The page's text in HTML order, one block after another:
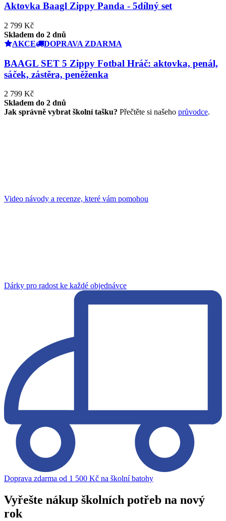
Aktovka Baagl Zippy Panda - 5dílný set
2 799 Kč
Skladem do 2 dnů
AKCE
DOPRAVA ZDARMA
BAAGL SET 5 Zippy Fotbal Hráč: aktovka, penál,
sáček, zástěra, peněženka
2 799 Kč
Skladem do 2 dnů
Jak správně vybrat školní tašku? Přečtěte si našeho průvodce.
Video návody a recenze, které vám pomohou
Dárky pro radost ke každé objednávce
Doprava zdarma od 1 500 Kč na školní batohy
Vyřešte nákup školních potřeb na nový
rok